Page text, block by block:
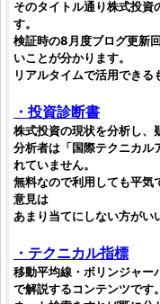
そのタイトル通り株式投資
す。
検証時の8月度ブログ更新
いことが分かります。
リアルタイムで活用できる
・投資診断書
株式投資の現状を分析し、
分析者は「国際テクニカル
れていません。
無料なので利用しても平気
意見は
あまり当てにしない方がい
・テクニカル指標
移動平均線・ボリンジャ
で解説するコンテンツです。